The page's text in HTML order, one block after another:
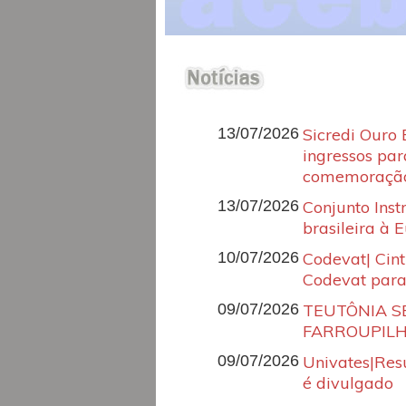
13/07/2026 Sicredi Ouro
ingressos
13/07/2026 Conjunto
brasileira à
10/07/2026 Codevat|
Codevat
09/07/2026 TEUTÔNIA
09/07/2026
é divulgado